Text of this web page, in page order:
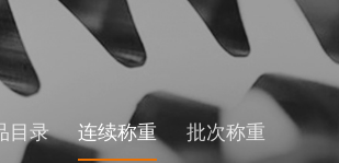
目录 连续称重 批次称重